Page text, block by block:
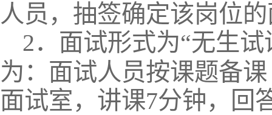
人员，抽签确定该岗位
2． 面试形式为“无生
为：面试人员按课题备
面试室，讲课7分钟，回